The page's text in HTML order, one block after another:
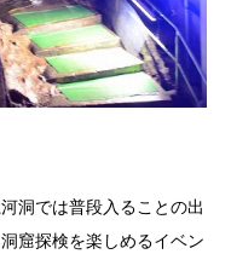
洞では普段入ることの出
窟探検を楽しめるイベン